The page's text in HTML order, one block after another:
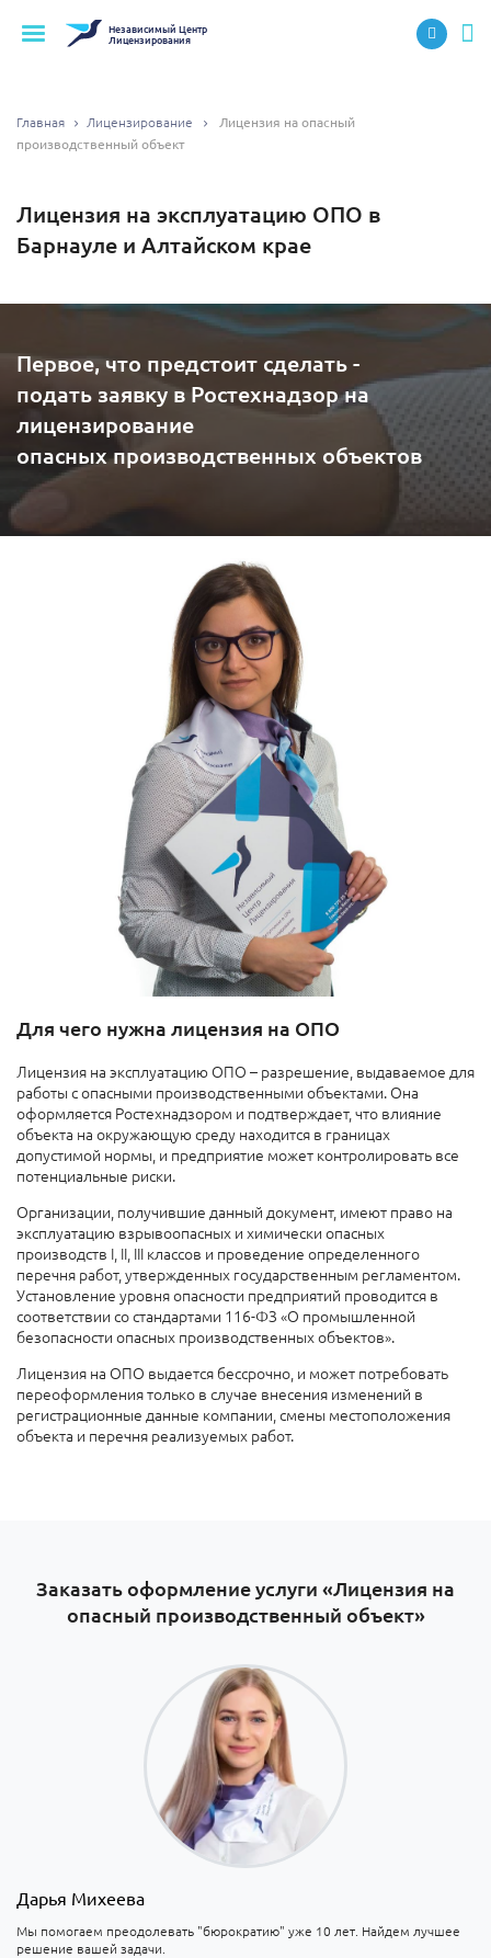
НезависимыйЦентр
Лицензирования
Главная Лицензирование
Лицензия на опасный
производственный объект
Лицензия на эксплуатацию ОПО в
Барнауле и Алтайском крае
Первое, что предстоит сделать -
подать заявку в Ростехнадзор на
лицензирование
опасных производственных объектов
Для чего нужна лицензия на ОПО
Лицензия на эксплуатацию ОПО – разрешение, выдаваемое для
работы с опасными производственными объектами. Она
оформляется Ростехнадзором и подтверждает, что влияние
объекта на окружающую среду находится в границах
допустимой нормы, и предприятие может контролировать все
потенциальные риски.
Организации, получившие данный документ, имеют право на
эксплуатацию взрывоопасных и химически опасных
производств I, II, III классов и проведение определенного
перечня работ, утвержденных государственным регламентом.
Установление уровня опасности предприятий проводится в
соответствии со стандартами 116-ФЗ «О промышленной
безопасности опасных производственных объектов».
Лицензия на ОПО выдается бессрочно, и может потребовать
переоформления только в случае внесения изменений в
регистрационные данные компании, смены местоположения
объекта и перечня реализуемых работ.
Заказать оформление услуги «Лицензия на
опасный производственный объект»
Дарья Михеева
Мы помогаем преодолевать "бюрократию" уже 10 лет. Найдем лучшее
решение вашей задачи.